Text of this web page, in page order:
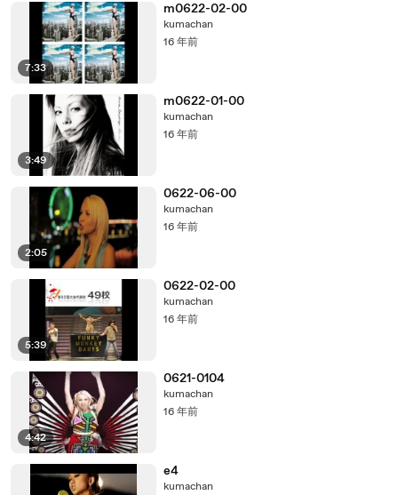
7:33
m0622-02-00
kumachan
16 年前
3:49
m0622-01-00
kumachan
16 年前
2:05
0622-06-00
kumachan
16 年前
5:39
0622-02-00
kumachan
16 年前
4:42
0621-0104
kumachan
16 年前
e4
kumachan